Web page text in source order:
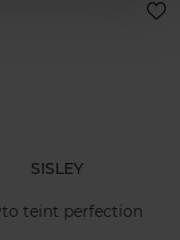
SISLEY
teint perfection